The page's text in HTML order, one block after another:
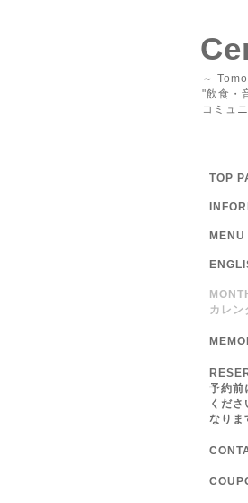
～
"飲食・
コミュ
TOP
MENU
カレン
予約前
くだ
なりま